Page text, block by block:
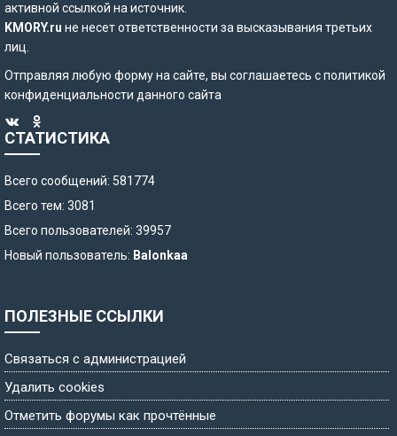
активной ссылкой на источник.
KMORY.ru не несет ответственности за высказывания третьих
лиц.
Отправляя любую форму на сайте, вы соглашаетесь сполитикой
конфиденциальности данного сайта
СТАТИСТИКА
Всего сообщений: 581774
Всего тем: 3081
Всего пользователей: 39957
Новый пользователь: Balonkaa
ПОЛЕЗНЫЕ ССЫЛКИ
Связаться с администрацией
Удалить cookies
Отметить форумы как прочтённые